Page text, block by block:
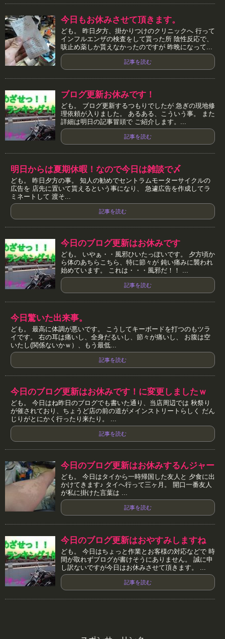
今日もお休みさせて頂きます。
ども。 昨日夕方、掛かりつけのクリニックへ 行って
インフルエンザの検査をして貰った所 陰性反応で、
咳止め薬しか貰えなかったのですが 昨晩になって...
記事を読む
ブログ更新お休みです！
ども。 ブログ更新するつもりでしたが 急ぎの現地修
理依頼が入りました。 あるある、こういう事。 また
詳細は明日の記事冒頭で ご紹介します。...
記事を読む
明日からは夏期休暇！なので今日は雑談で〆
ども。 昨日夕方の事。 知人の勧めでセントラムモーターサイクルの
広告を 店先に置いて貰えるという事になり、 急遽広告を作成してラ
ミネートして 渡そ...
記事を読む
今日のブログ更新はお休みです
ども。 いやぁ・・風邪ひいたっぽいです。 夕方頃か
ら体のあちらこちら、特に節々が 鈍い痛みに襲われ
始めています。 これは・・・風邪だ！！ ...
記事を読む
今日驚いた出来事。
ども。 最高に体調が悪いです。 こうしてキーボードを打つのもツラ
イです。 右の耳は痛いし、全身だるいし、節々が痛いし、 お腹は空
いたし(関係ないかｗ）、もう最低...
記事を読む
今日のブログ更新はお休みです！に変更しましたｗ
ども。 今日はね昨日のブログでも書いた通り、当店周辺では 秋祭り
が催されており、ちょうど店の前の道がメインストリートらしく だん
じりがとにかく行ったり来たり。 ...
記事を読む
今日のブログ更新はお休みするんジャー
ども。 今日はタイから一時帰国した友人と 夕食に出
かけてきます♪ タイへ行って三ヶ月。 開口一番友人
が私に掛けた言葉は ...
記事を読む
今日のブログ更新はおやすみしますね
ども。 今日はちょっと作業とお客様の対応などで 時
間が取れずブログが書けそうにありません。 誠に申
し訳ないですが今日はお休みさせて頂きます。 ...
記事を読む